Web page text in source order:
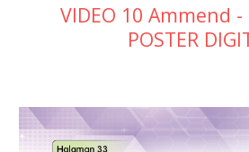
VIDEO 10 Ammend -
POSTER